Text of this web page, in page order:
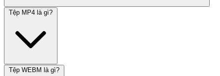
Tệp MP4 là gì?
Tệp WEBM là gì?